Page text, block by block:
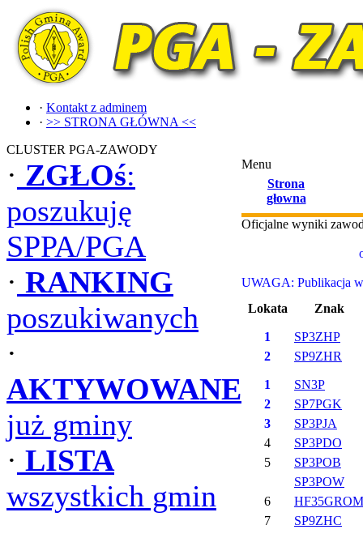
· Kontakt z adminem
· >> STRONA GŁÓWNA <<
CLUSTER PGA-ZAWODY
· ZGŁOś:
poszukuję
SPPA/PGA
· RANKING
poszukiwanych
·
AKTYWOWANE
już gminy
· LISTA
wszystkich gmin
Menu
Strona
głowna
Oficjalne wyniki
UWAGA: Publikacja
Lokata
Znak
1
SP3ZHP
2
SP9ZHR
1
SN3P
2
SP7PGK
3
SP3PJA
4
SP3PDO
5
SP3POB
SP3POW
6
HF35GROM
7
SP9ZHC